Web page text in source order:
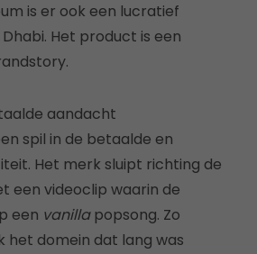
is er ook een lucratief
Het product is een
aandacht
spil in de betaalde en
Het merk sluipt richting de
een videoclip waarin de
een vanillapopsong. Zo
domein dat lang was